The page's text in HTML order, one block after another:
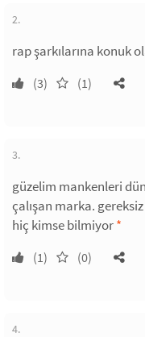
2.
rap şarkılarına konuk
(3) (1)
3.
güzelim mankenleri
çalışan marka.
hiç kimse bilmiyor*
(1) (0)
4.